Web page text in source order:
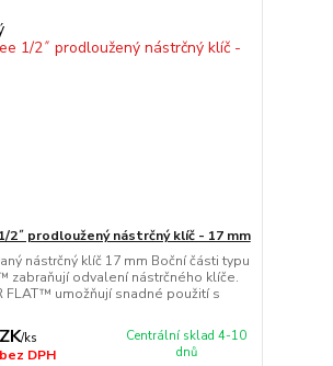
2˝ prodloužený nástrčný klíč - 17 mm
nástrčný klíč 17 mm Boční části typu
zabraňují odvalení nástrčného klíče.
FLAT™ umožňují snadné použití s
/ks
bez DPH
Centrální sklad 4-10
dnů